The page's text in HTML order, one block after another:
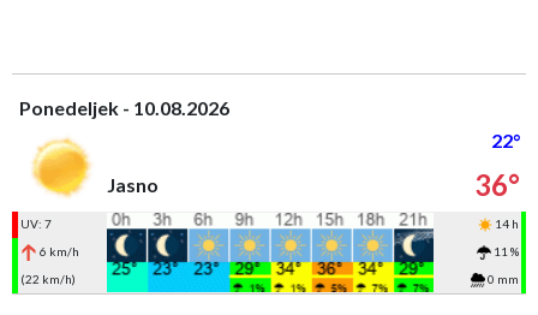
Ponedeljek - 10.08.2026
22°
Jasno
36°
UV: 7
14 h
6 km/h
11 %
(22 km/h)
0 mm